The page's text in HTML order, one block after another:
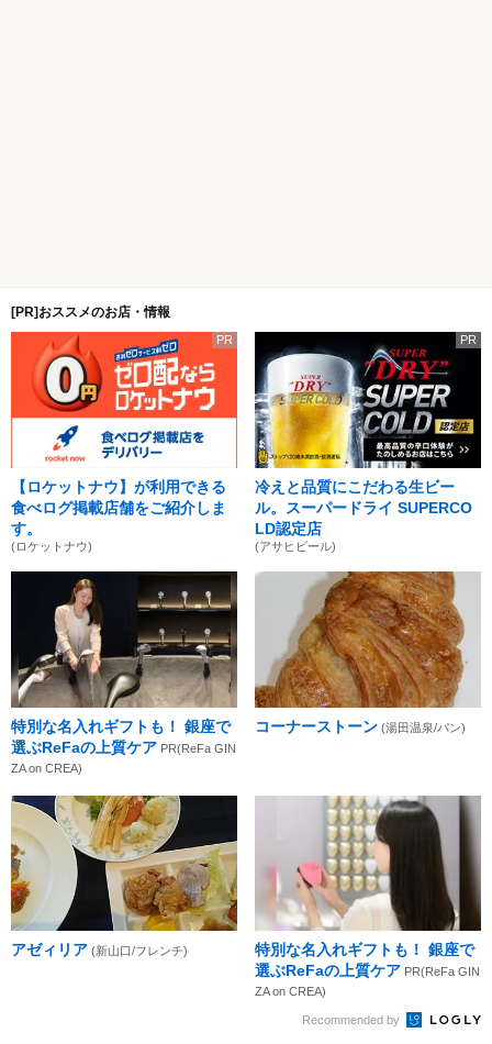
[PR]おススメのお店・情報
PR
【ロケットナウ】が利用できる
食べログ掲載店舗をご紹介しま
す。
(ロケットナウ)
PR
冷えと品質にこだわる生ビー
ル。スーパードライ SUPERCO
LD認定店
(アサヒビール)
特別な名入れギフトも！ 銀座で
選ぶReFaの上質ケア PR(ReFa GIN
ZA on CREA)
コーナーストーン (湯田温泉/パン)
アゼィリア (新山口/フレンチ)
特別な名入れギフトも！ 銀座で
選ぶReFaの上質ケア PR(ReFa GIN
ZA on CREA)
Recommended by